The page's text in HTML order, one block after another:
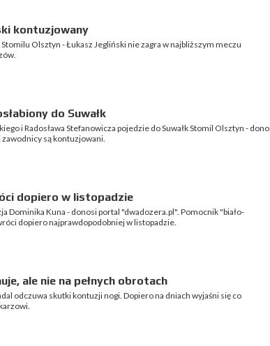
kontuzjowany
Olsztyn - Łukasz Jegliński nie zagra w najbliższym meczu
do Suwałk
i Radosława Stefanowicza pojedzie do Suwałk Stomil Olsztyn -
są kontuzjowani.
dopiero w listopadzie
Dominika Kuna - donosi portal "dwadozera.pl". Pomocnik "biało-
dopiero najprawdopodobniej w listopadzie.
ale nie na pełnych obrotach
odczuwa skutki kontuzji nogi. Dopiero na dniach wyjaśni się co